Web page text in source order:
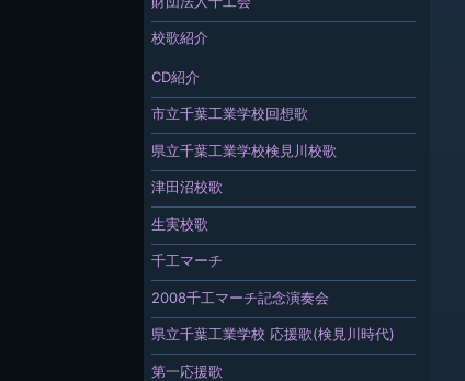
校歌紹介
CD紹介
市立千葉工業学校回想歌
県立千葉工業学校検見川校歌
津田沼校歌
生実校歌
千工マーチ
2008千工マーチ記念演奏会
県立千葉工業学校 応援歌(検見川時代)
第一応援歌